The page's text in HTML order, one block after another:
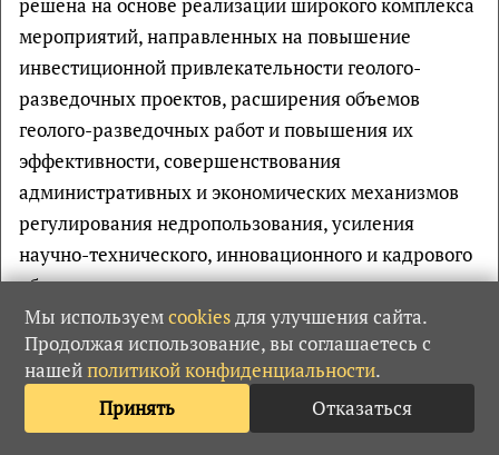
мероприятий, направленных на повышение
инвестиционной привлекательности геолого-
разведочных проектов, расширения объемов
геолого-разведочных работ и повышения их
эффективности, совершенствования
административных и экономических механизмов
регулирования недропользования, усиления
научно-технического, инновационного и кадрового
обеспечения геологического изучения недр и
воспроизводства минерально-сырьевой базы.
IV. ПРИОРИТЕТНЫЕ НАПРАВЛЕНИЯ РАЗВИТИЯ
ГЕОЛОГИЧЕСКОЙ ОТРАСЛИ
Развитие геологической отрасли в рамках
настоящей Стратегии предусматривается по
Мы используемcookiesдля улучшения сайта.
Продолжая использование, вы соглашаетесь с
нашейполитикой конфиденциальности.
Принять
Отказаться